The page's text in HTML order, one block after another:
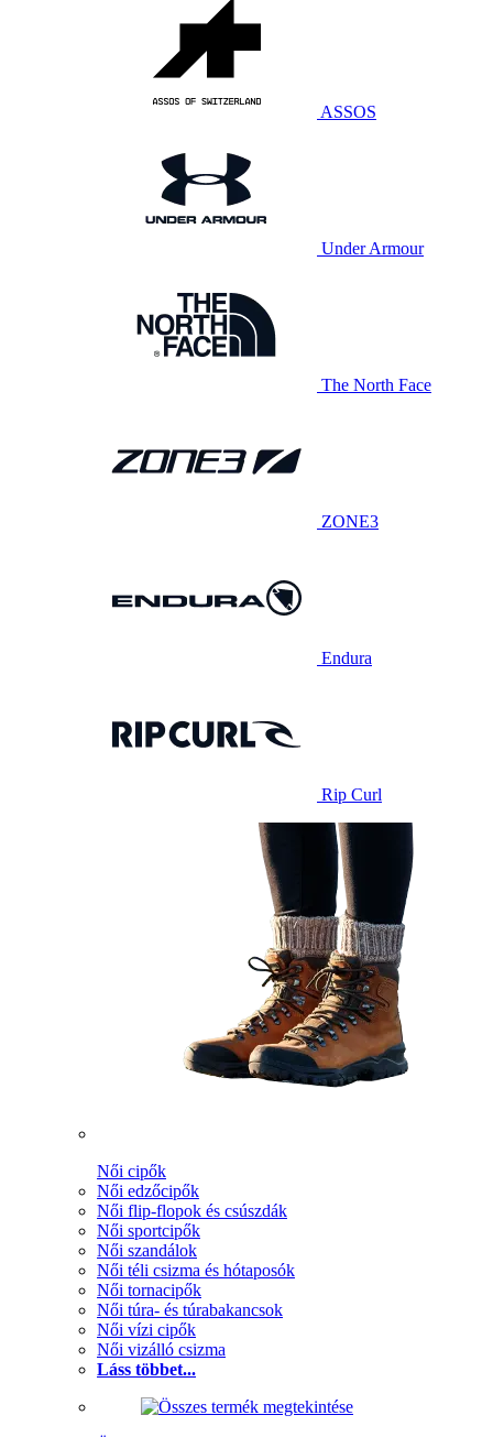
ASSOS
Under Armour
The North Face
ZONE3
Endura
Rip Curl
Női cipők
Női edzőcipők
Női flip-flopok és csúszdák
Női sportcipők
Női szandálok
Női téli csizma és hótaposók
Női tornacipők
Női túra- és túrabakancsok
Női vízi cipők
Női vizálló csizma
Láss többet...